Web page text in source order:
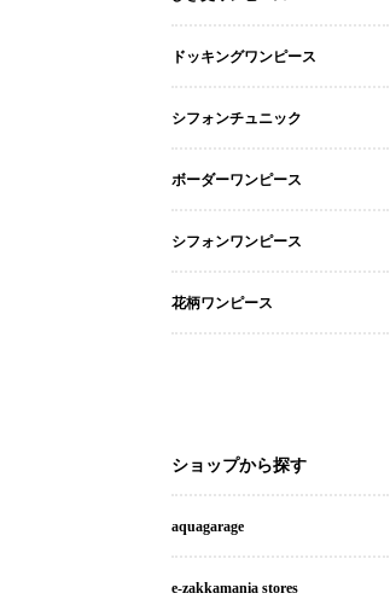
ドッキングワンピース
シフォンチュニック
ボーダーワンピース
シフォンワンピース
花柄ワンピース
ショップから探す
aquagarage
e-zakkamania stores